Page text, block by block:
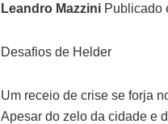
Leandro Mazzini Publicado
Desafios de Helder
Um receio de crise se forja
Apesar do zelo da cidade e